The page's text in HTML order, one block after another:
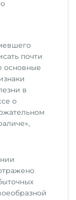
почти
основные
в
о